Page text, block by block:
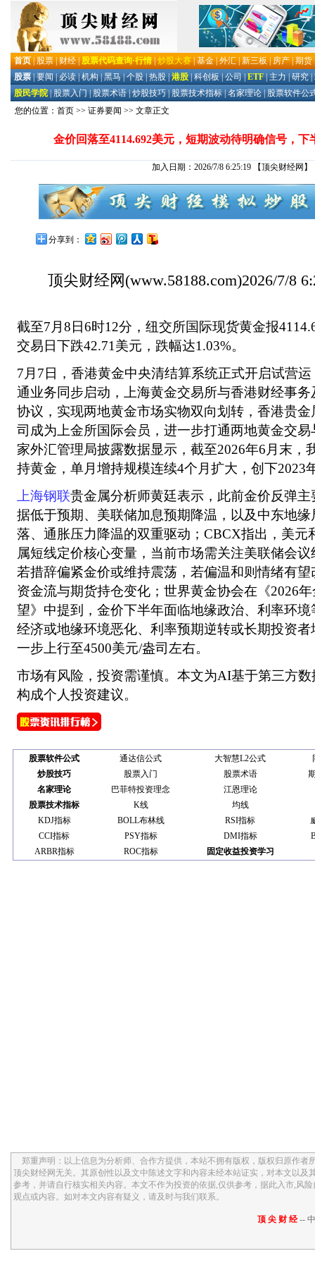
您的位置： 首页 >> 证券要闻 >> 文章正文
金价回落至4114.692美元，短期波动待明确信号，下
加入日期：2026/7/8 6:25:19 【顶尖财经网】
分享到：
顶尖财经网 (www.58188.com)2026/7/8
截至7月8日6时12分，纽交所国际现货黄金报
交易日下跌42.71美元，跌幅达1.03%。
7月7日，香港黄金中央清结算系统正式开启试营
通业务同步启动，上海黄金交易所与香港财经事
协议，实现两地黄金市场实物双向划转，香港贵
司成为上金所国际会员，进一步打通两地黄金交
家外汇管理局披露数据显示，截至2026年6月末，
持黄金，单月增持规模连续4个月扩大，创下2023
上海钢联贵金属分析师黄廷表示，此前金价反弹
据低于预期、美联储加息预期降温，以及中东地
落、通胀压力降温的双重驱动；CBCX指出，美元
属短线定价核心变量，当前市场需关注美联储会
若措辞偏紧金价或维持震荡，若偏温和则情绪有
资金流与期货持仓变化；世界黄金协会在《2026
望》中提到，金价下半年面临地缘政治、利率环
经济或地缘环境恶化、利率预期逆转或长期投资
一步上行至4500美元/盎司左右。
市场有风险，投资需谨慎。本文为AI基于第三方
构成个人投资建议。
郑重声明：以上信息为分析师、合作方提供，本站不拥有版权，版权归原作者
顶尖财经网无关。其原创性以及文中陈述文字和内容未经本站证实，对本文以
参考，并请自行核实相关内容。本文不作为投资的依据,仅供参考，据此入市,风
观点或内容。如对本文内容有疑义，请及时与我们联系。
顶 尖 财 经--